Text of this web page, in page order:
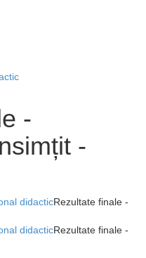
-
-
didacticRezultate finale -
didacticRezultate finale -